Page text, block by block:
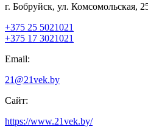
г. Бобруйск, ул. Комсомольская,
+375 25 5021021
+375 17 3021021
Email:
21@21vek.by
Сайт:
https://www.21vek.by/